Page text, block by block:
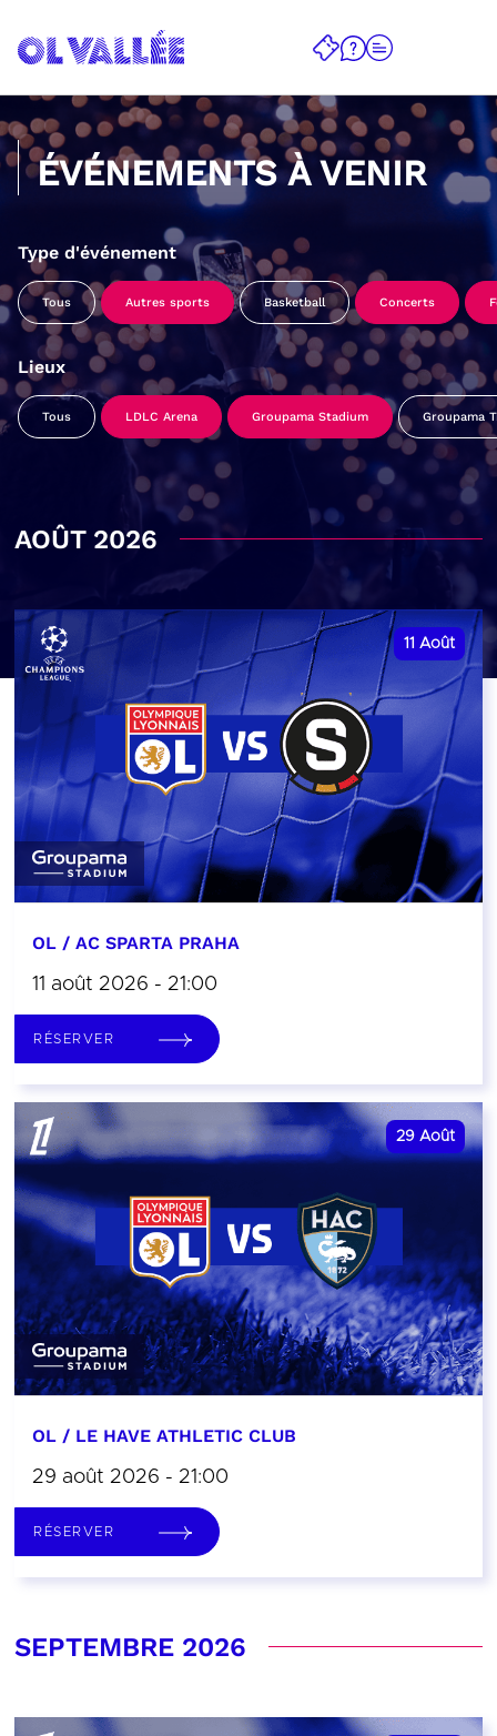
ÉVÉNEMENTS À VENIR
Type d'événement
Tous Autres sports Basketball Concerts
Lieux
Tous LDLC Arena Groupama Stadium Groupama
AOÛT 2026
11 Août
OL / AC SPARTA PRAHA
11 août 2026 - 21:00
RÉSERVER
29 Août
OL / LE HAVE ATHLETIC CLUB
29 août 2026 - 21:00
RÉSERVER
SEPTEMBRE 2026